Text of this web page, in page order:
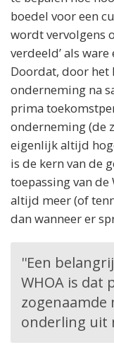
boedel voor een
wordt vervolgens
verdeeld’ als
Doordat, door het
onderneming na
prima
onderneming (de
eigenlijk altijd
is de kern van de
toepassing van
altijd meer (of
dan wanneer er
''Een
WHOA is dat
zogenaamde
onderling uit